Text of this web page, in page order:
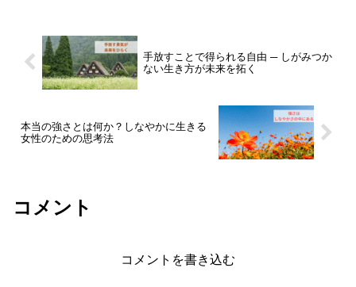
手放すことで得られる自由 ─ しがみつか
ない生き方が未来を拓く
本当の強さとは何か？しなやかに生きる
女性のための思考法
コメント
コメントを書き込む